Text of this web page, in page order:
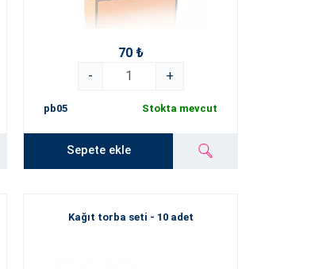
70 ₺
-
+
pb05 Stokta mevcut
Sepete ekle
Kağıt torba seti - 10 adet